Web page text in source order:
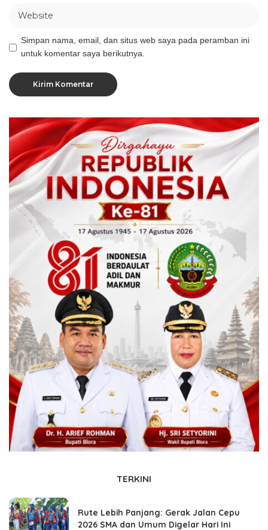
Simpan nama, email, dan situs web saya pada peramban ini
untuk komentar saya berikutnya.
TERKINI
Rute Lebih Panjang: Gerak Jalan Cepu
2026 SMA dan Umum Digelar Hari Ini